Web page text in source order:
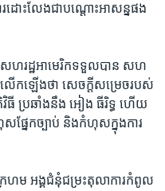
ោះលែង​ជា​បណ្ដោះអាសន្ន​ផង​
សហរដ្ឋ​អាមេរិក​ទទួល​បាន​ សហ​
ន​លើក​ឡើង​ថា​ សេចក្ដី​សម្រេច​របស់​
វិធី​ ប្រឆាំង​នឹង​ អៀង ធីរិទ្ធ​ ហើយ​
ផ្នែក​ច្បាប់​ និង​កំហុស​ក្នុង​ការ​
ក្រហម​ អង្គ​ជំនុំ​ជម្រះ​តុលាការ​កំពូល​